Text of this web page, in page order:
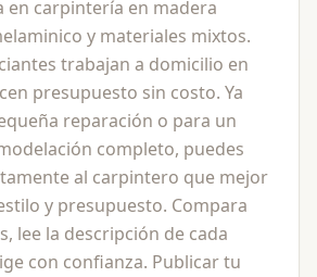
en carpintería en madera
y materiales mixtos.
trabajan a domicilio en
presupuesto sin costo. Ya
reparación o para un
completo, puedes
al carpintero que mejor
y presupuesto. Compara
lee la descripción de cada
con confianza. Publicar tu